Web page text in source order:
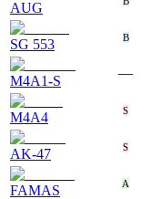
AUG
SG 553 B
M4A1-S
—
M4A4 S
AK-47 S
FAMAS A